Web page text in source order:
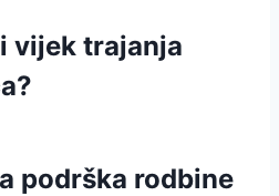
vijek trajanja
podrška rodbine